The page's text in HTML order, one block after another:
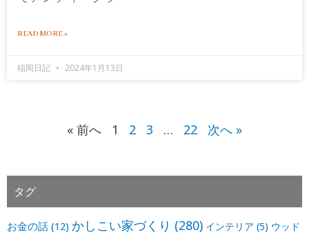
READ MORE »
稲岡日記 2024年1月13日
« 前へ 1 2 3 … 22 次へ »
タグ
お金の話 (12) かしこい家づくり (280) インテリア (5) ウッド